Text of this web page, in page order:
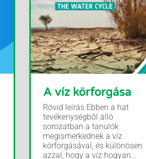
A víz körforgása
Rövid leírás Ebben a hat
tevékenységből álló
sorozatban a tanulók
megismerkednek a víz
körforgásával, és különösen
azzal, hogy a víz hogyan...